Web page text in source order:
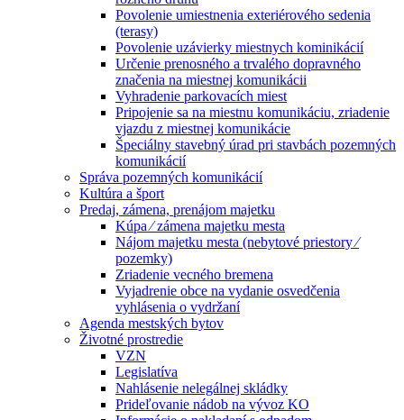
Povolenie umiestnenia exteriérového sedenia
(terasy)
Povolenie uzávierky miestnych kominikácií
Určenie prenosného a trvalého dopravného
značenia na miestnej komunikácii
Vyhradenie parkovacích miest
Pripojenie sa na miestnu komunikáciu, zriadenie
vjazdu z miestnej komunikácie
Špeciálny stavebný úrad pri stavbách pozemných
komunikácií
Správa pozemných komunikácií
Kultúra a šport
Predaj, zámena, prenájom majetku
Kúpa ⁄ zámena majetku mesta
Nájom majetku mesta (nebytové priestory ⁄
pozemky)
Zriadenie vecného bremena
Vyjadrenie obce na vydanie osvedčenia
vyhlásenia o vydržaní
Agenda mestských bytov
Životné prostredie
VZN
Legislatíva
Nahlásenie nelegálnej skládky
Prideľovanie nádob na vývoz KO